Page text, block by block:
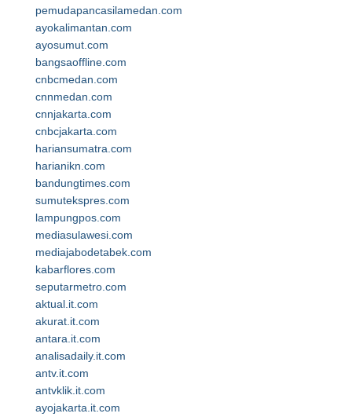
pemudapancasilamedan.com
ayokalimantan.com
ayosumut.com
bangsaoffline.com
cnbcmedan.com
cnnmedan.com
cnnjakarta.com
cnbcjakarta.com
hariansumatra.com
harianikn.com
bandungtimes.com
sumutekspres.com
lampungpos.com
mediasulawesi.com
mediajabodetabek.com
kabarflores.com
seputarmetro.com
aktual.it.com
akurat.it.com
antara.it.com
analisadaily.it.com
antv.it.com
antvklik.it.com
ayojakarta.it.com